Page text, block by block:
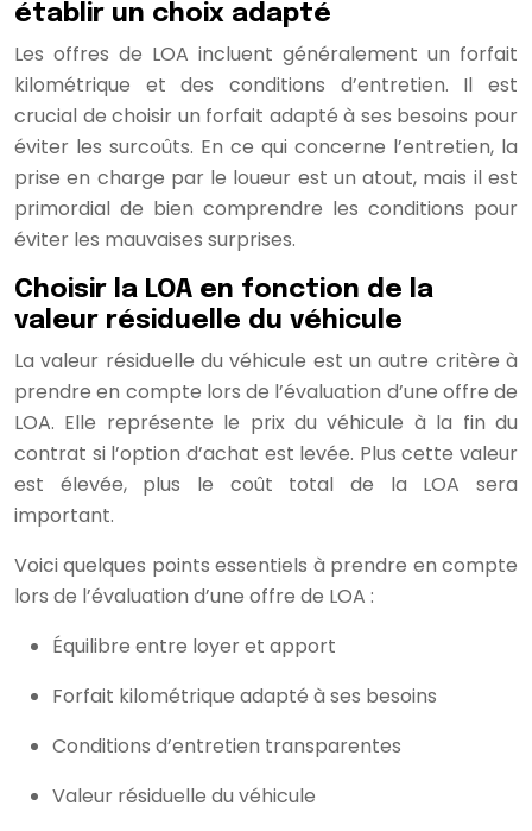
établir un choix adapté
Les offres de LOA incluent généralement un forfait
kilométrique et des conditions d’entretien. Il est
crucial de choisir un forfait adapté à ses besoins pour
éviter les surcoûts. En ce qui concerne l’entretien, la
prise en charge par le loueur est un atout, mais il est
primordial de bien comprendre les conditions pour
éviter les mauvaises surprises.
Choisir la LOA en fonction de la
valeur résiduelle du véhicule
La valeur résiduelle du véhicule est un autre critère à
prendre en compte lors de l’évaluation d’une offre de
LOA. Elle représente le prix du véhicule à la fin du
contrat si l’option d’achat est levée. Plus cette valeur
est élevée, plus le coût total de la LOA sera
important.
Voici quelques points essentiels à prendre en compte
lors de l’évaluation d’une offre de LOA :
Équilibre entre loyer et apport
Forfait kilométrique adapté à ses besoins
Conditions d’entretien transparentes
Valeur résiduelle du véhicule